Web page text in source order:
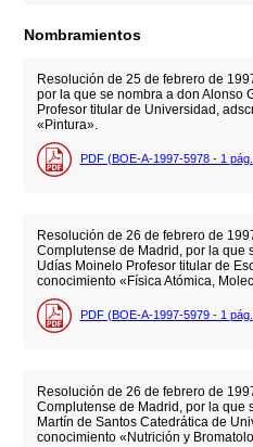
Nombramientos
Resolución de 25 de febrero de
por la que se nombra a don Alonso
Profesor titular de Universidad,
«Pintura».
PDF (BOE-A-1997-5978 - 1 pág.
Resolución de 26 de febrero de
Complutense de Madrid, por la que
Udías Moinelo Profesor titular de
conocimiento «Física Atómica,
PDF (BOE-A-1997-5979 - 1 pág.
Resolución de 26 de febrero de
Complutense de Madrid, por la que
Martín de Santos Catedrática de
conocimiento «Nutrición y